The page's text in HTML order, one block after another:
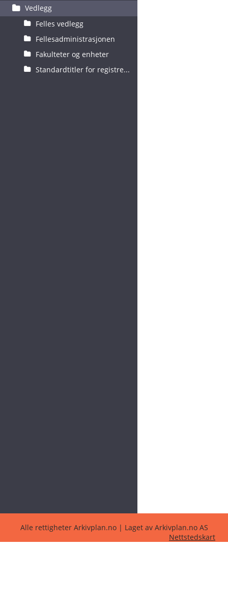
Vedlegg
Felles vedlegg
Fellesadministrasjonen
Fakulteter og enheter
Standardtitler for registre...
Alle rettigheter Arkivplan.no | Laget av Arkivplan.no AS
Nettstedskart